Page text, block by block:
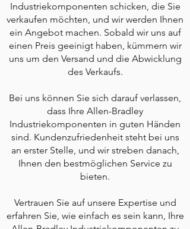
Industriekomponenten schicken, die Sie
verkaufen möchten, und wir werden Ihnen
ein Angebot machen. Sobald wir uns auf
einen Preis geeinigt haben, kümmern wir
uns um den Versand und die Abwicklung
des Verkaufs.
Bei uns können Sie sich darauf verlassen,
dass Ihre Allen-Bradley
Industriekomponenten in guten Händen
sind. Kundenzufriedenheit steht bei uns
an erster Stelle, und wir streben danach,
Ihnen den bestmöglichen Service zu
bieten.
Vertrauen Sie auf unsere Expertise und
erfahren Sie, wie einfach es sein kann, Ihre